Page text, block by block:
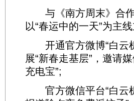
与《南方周末》合作
以“春运中的一天”为主
开通官方微博“白云
展“新春走基层”，邀请
充电宝”;
官方微信平台“白云机